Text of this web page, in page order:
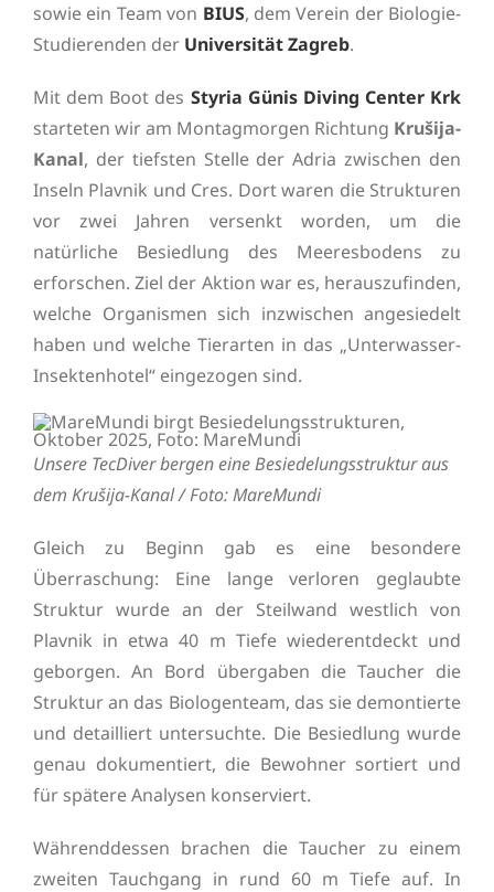
sowie ein Team von BIUS, dem Verein der Biologie-
Studierenden der Universität Zagreb.
Mit dem Boot des Styria Günis Diving Center Krk
starteten wir am Montagmorgen Richtung Krušija-
Kanal, der tiefsten Stelle der Adria zwischen den
Inseln Plavnik und Cres. Dort waren die Strukturen
vor zwei Jahren versenkt worden, um die
natürliche Besiedlung des Meeresbodens zu
erforschen. Ziel der Aktion war es, herauszufinden,
welche Organismen sich inzwischen angesiedelt
haben und welche Tierarten in das „Unterwasser-
Insektenhotel“ eingezogen sind.
Unsere TecDiver bergen eine Besiedelungsstruktur aus
dem Krušija-Kanal / Foto: MareMundi
Gleich zu Beginn gab es eine besondere
Überraschung: Eine lange verloren geglaubte
Struktur wurde an der Steilwand westlich von
Plavnik in etwa 40 m Tiefe wiederentdeckt und
geborgen. An Bord übergaben die Taucher die
Struktur an das Biologenteam, das sie demontierte
und detailliert untersuchte. Die Besiedlung wurde
genau dokumentiert, die Bewohner sortiert und
für spätere Analysen konserviert.
Währenddessen brachen die Taucher zu einem
zweiten Tauchgang in rund 60 m Tiefe auf. In